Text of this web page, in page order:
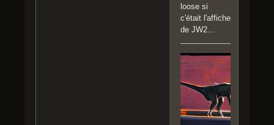
loose si
c'était l'affiche
de JW2...